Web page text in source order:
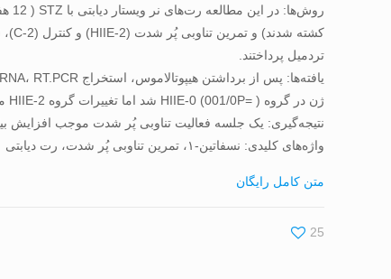
تردمیل پرداختند.
ژن در گروه HIIE-0 (001/0P= ) شد اما تغییرات گروه HIIE-2 معنادار نشد (۲۳۴/۰P= ).
نتیجه‌گیری: یک جلسه فعالیت تناوبی پُر شدت موجب افزایش بیان هیپوتالاموسی نسفاتین-۱ در رت‌های نر
واژه‌های کلیدی: نسفاتین-۱، تمرین تناوبی پُر شدت، رت دیابتی
متن کامل رایگان
25